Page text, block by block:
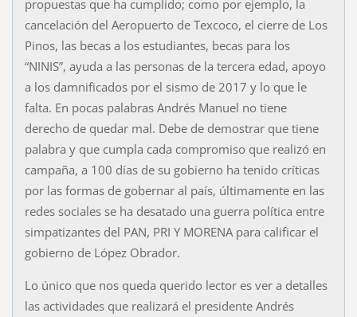
propuestas que ha cumplido; como por ejemplo, la
cancelación del Aeropuerto de Texcoco, el cierre de Los
Pinos, las becas a los estudiantes, becas para los
“NINIS”, ayuda a las personas de la tercera edad, apoyo
a los damnificados por el sismo de 2017 y lo que le
falta. En pocas palabras Andrés Manuel no tiene
derecho de quedar mal. Debe de demostrar que tiene
palabra y que cumpla cada compromiso que realizó en
campaña, a 100 días de su gobierno ha tenido críticas
por las formas de gobernar al país, últimamente en las
redes sociales se ha desatado una guerra política entre
simpatizantes del PAN, PRI Y MORENA para calificar el
gobierno de López Obrador.
Lo único que nos queda querido lector es ver a detalles
las actividades que realizará el presidente Andrés